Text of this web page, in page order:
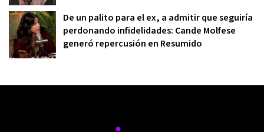
De un palito para el ex, a admitir que seguiría
perdonando infidelidades: Cande Molfese
generó repercusión en Resumido